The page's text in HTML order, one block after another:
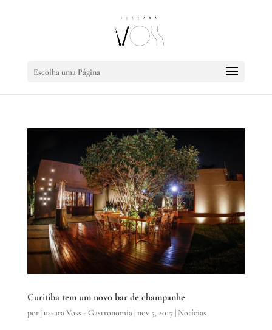
Escolha uma Página
Curitiba tem um novo bar de champanhe
por Jussara Voss - Gastronomia|nov 5, 2017| Notícias